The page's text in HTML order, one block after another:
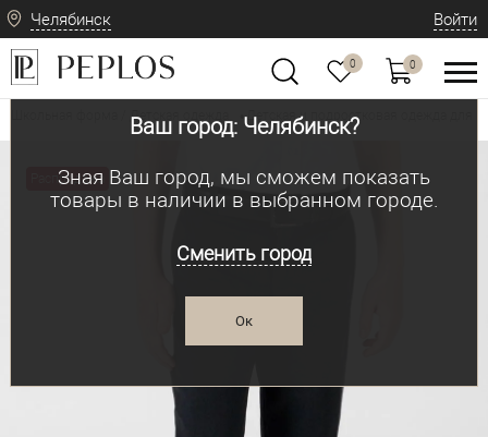
Челябинск
Ваш город: Челябинск?
Зная Ваш город, мы сможем показать
товары в наличии в выбранном городе.
Сменить город
Ок
Войти
0 0
Школьная форма / Детская одежда Детская и подростковая одежда для
Распродажа